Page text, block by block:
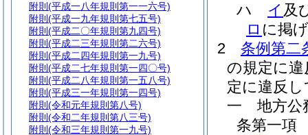
ハ
イ 及
ロ に掲
2
条例第二
の規定に
定に違反
一
地方公
条第一項
附則 (平成一八年規則第一一六号)
附則 (平成一九年規則第七五号)
附則 (平成二〇年規則第九四号)
附則 (平成二三年規則第二六号)
附則 (平成二四年規則第一九号)
附則 (平成二七年規則第一四〇号)
附則 (平成二八年規則第一五八号)
附則 (平成三一年規則第一四号)
附則 (令和元年規則第八号)
附則 (令和二年規則第八三号)
附則 (令和三年規則第一九号)